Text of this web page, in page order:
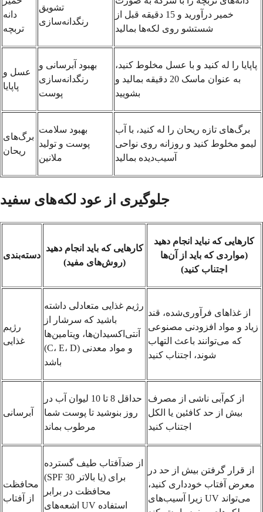
دانه
تربچه
تشویق
رنگدانه‌سازی
خمیر درآورید و 15 دقیقه قبل از
شستشو روی لکه‌ها بمالید
عسل و
پاپایا
بهبود آبرسانی و
رنگدانه‌سازی
پوست
پاپایا را له کنید و با عسل مخلوط کنید،
به عنوان ماسک 20 دقیقه بمالید و
بشویید
برگ‌های
ریحان
بهبود سلامت
پوست و تولید
ملانین
برگ‌های تازه ریحان را له کنید، با آب
لیمو مخلوط کنید و روزانه روی نواحی
آسیب‌دیده بمالید
جلوگیری از عود لکه‌های سفید
دسته‌بندی
کارهایی که باید انجام دهید
(روش‌های مفید)
کارهایی که نباید انجام دهید
(مواردی که باید از آن‌ها
اجتناب کنید)
رژیم
غذایی
رژیم غذایی متعادلی داشته
باشید که سرشار از
آنتی‌اکسیدان‌ها، ویتامین‌ها
(C، E، D) و مواد معدنی
باشد
از غذاهای فرآوری‌شده، قند
زیاد و مواد افزودنی مصنوعی
که می‌توانند باعث التهاب
شوند، اجتناب کنید
آبرسانی
حداقل 8 تا 10 لیوان آب در
روز بنوشید تا پوست شما
مرطوب بماند
از کم‌آبی ناشی از مصرف
بیش از حد کافئین یا الکل
اجتناب کنید
محافظت
از آفتاب
از ضدآفتاب طیف گسترده
(SPF 30 یا بالاتر) برای
محافظت در برابر
اشعه‌های UV استفاده
از قرار گرفتن بیش از حد در
معرض آفتاب خودداری کنید،
زیرا آسیب‌های UV می‌تواند